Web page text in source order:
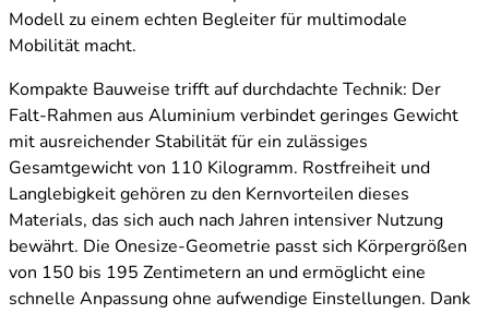
Modell zu einem echten Begleiter für multimodale
Mobilität macht.
Kompakte Bauweise trifft auf durchdachte Technik: Der
Falt-Rahmen aus Aluminium verbindet geringes Gewicht
mit ausreichender Stabilität für ein zulässiges
Gesamtgewicht von 110 Kilogramm. Rostfreiheit und
Langlebigkeit gehören zu den Kernvorteilen dieses
Materials, das sich auch nach Jahren intensiver Nutzung
bewährt. Die Onesize-Geometrie passt sich Körpergrößen
von 150 bis 195 Zentimetern an und ermöglicht eine
schnelle Anpassung ohne aufwendige Einstellungen. Dank